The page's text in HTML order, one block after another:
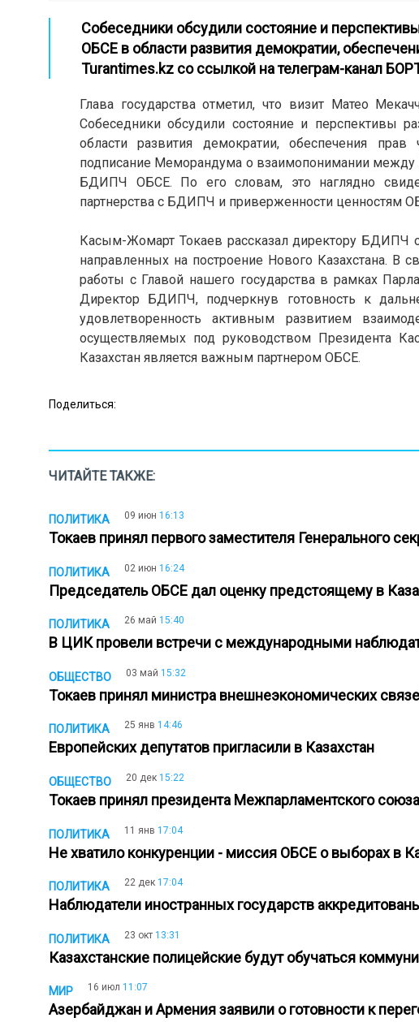
Собеседники обсудили состояние и
ОБСЕ в области развития демократии,
Turantimes.kz со ссылкой нателеграм-канал
Глава государства отметил, что визит Матео
Собеседники обсудили состояние и перспективы
области развития демократии, обеспечения
подписание Меморандума о взаимопонимании
БДИПЧ ОБСЕ. По его словам, это наглядно
партнерства с БДИПЧ и приверженности ценностям
Касым-Жомарт Токаев рассказал директору БДИПЧ
направленных на построение Нового Казахстана. В
работы с Главой нашего государства в рамках
Директор БДИПЧ, подчеркнув готовность к
удовлетворенность активным развитием
осуществляемых под руководством Президента
Казахстан является важным партнером ОБСЕ.
Поделиться:
ЧИТАЙТЕ ТАКЖЕ:
ПОЛИТИКА 09 июн 16:13
Токаев принял первого заместителя Генерального
ПОЛИТИКА 02 июн 16:24
Председатель ОБСЕ дал оценку предстоящему в
ПОЛИТИКА 26 май 15:40
В ЦИК провели встречи с международными
ОБЩЕСТВО 03 май 15:32
Токаев принял министра внешнеэкономических
ПОЛИТИКА 25 янв 14:46
Европейских депутатов пригласили в Казахстан
ОБЩЕСТВО 20 дек 15:22
Токаев принял президента Межпарламентского
ПОЛИТИКА 11 янв 17:04
Не хватило конкуренции - миссия ОБСЕ о выборах в
ПОЛИТИКА 22 дек 17:04
Наблюдатели иностранных государств
ПОЛИТИКА 23 окт 13:31
Казахстанские полицейские будут обучаться
МИР 16 июл 11:07
Азербайджан и Армения заявили о готовности к